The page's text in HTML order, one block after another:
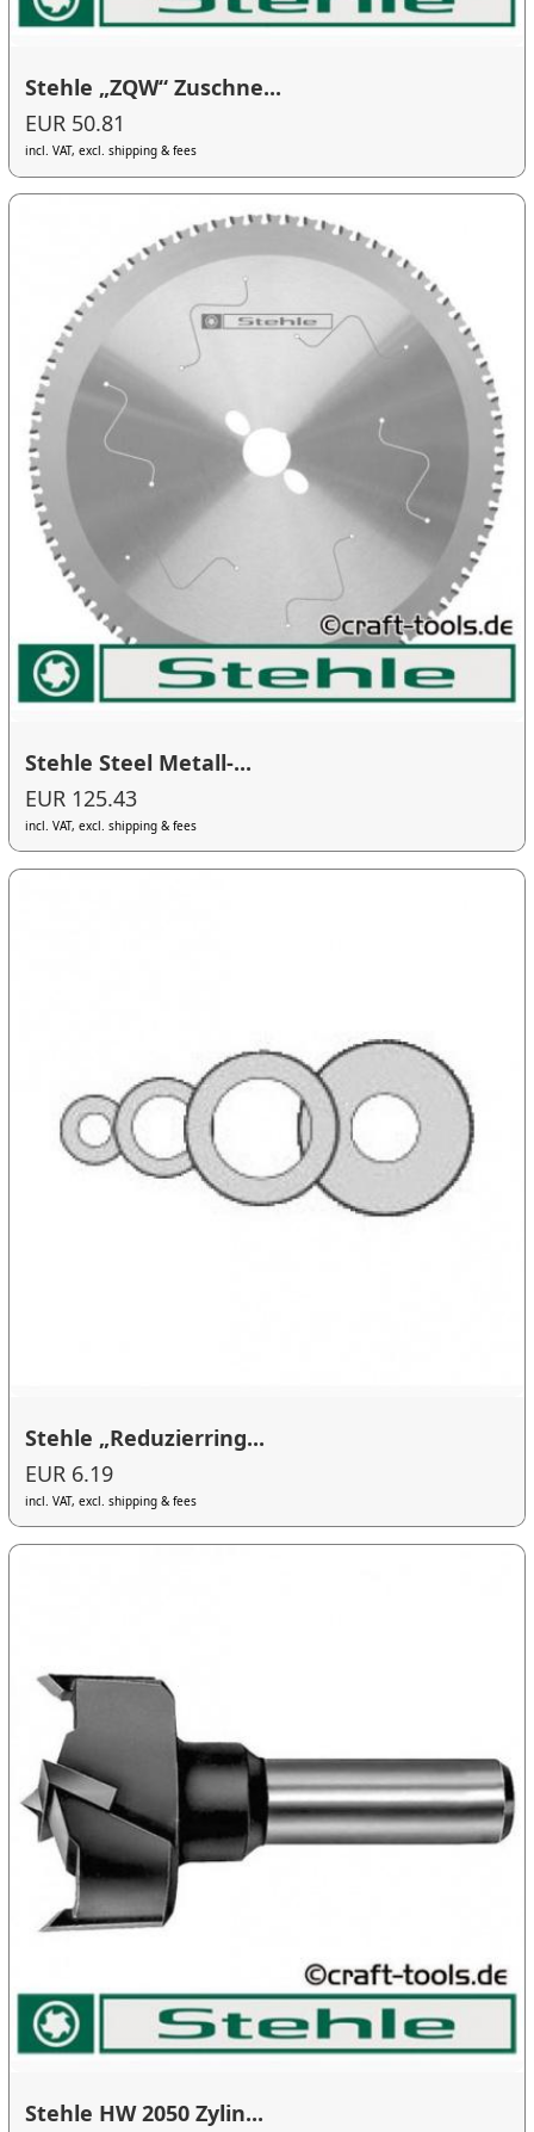
Stehle „ZQW“ Zuschne...
EUR 50.81
incl. VAT, excl. shipping & fees
Stehle Steel Metall-...
EUR 125.43
incl. VAT, excl. shipping & fees
Stehle „Reduzierring...
EUR 6.19
incl. VAT, excl. shipping & fees
Stehle HW 2050 Zylin...